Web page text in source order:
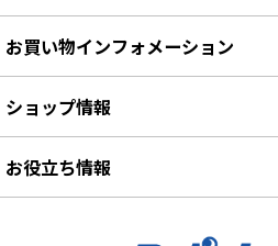
お買い物インフォメーション
ショップ情報
お役立ち情報